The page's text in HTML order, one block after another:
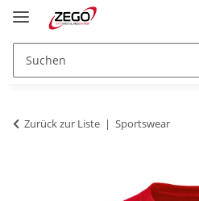
Zurück zur Liste Sportswear